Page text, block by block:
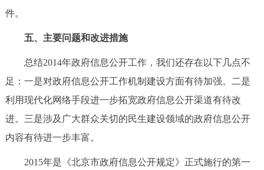
件。
五、主要问题和改进措施
总结2014年政府信息公开工作，我们还存在以下几点不
足：一是对政府信息公开工作机制建设方面有待加强。二是
利用现代化网络手段进一步拓宽政府信息公开渠道有待改
进。三是涉及广大群众关切的民生建设领域的政府信息公开
内容有待进一步丰富。
2015年是《北京市政府信息公开规定》正式施行的第一